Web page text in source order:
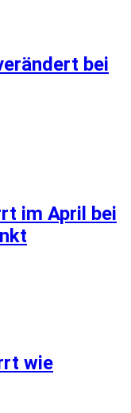
bei
im April bei
wie